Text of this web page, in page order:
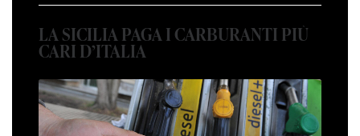
LA SICILIA PAGA I CARBURANTI PIÙ
CARI D’ITALIA